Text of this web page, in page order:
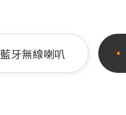
藍牙無線喇叭